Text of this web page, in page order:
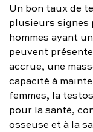
Un bon taux de
plusieurs signes
hommes ayant
peuvent
accrue, une
capacité à
femmes, la
pour la santé,
osseuse et à la